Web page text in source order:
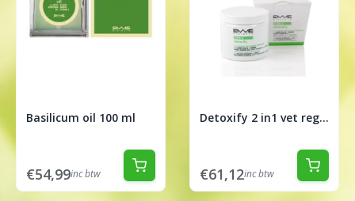
Basilicum oil 100 ml
€54,99inc btw
Detoxify 2 in1 vet regulerende treatment 200ml
€61,12inc btw